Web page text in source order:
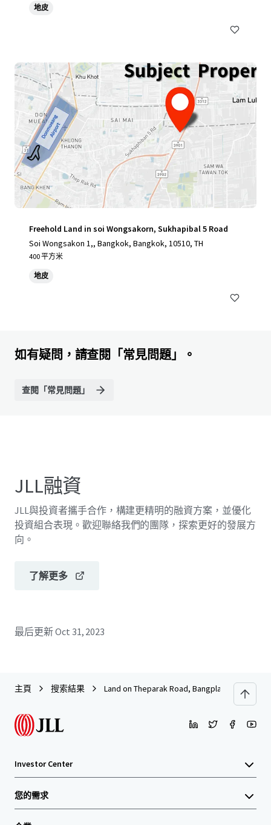
地皮
Freehold Land in soi Wongsakorn, Sukhapibal 5 Road
Soi Wongsakon 1,, Bangkok, Bangkok, 10510, TH
400 平方米
地皮
如有疑問，請查閱「常見問題」。
查閱「常見問題」
JLL融資
JLL與投資者攜手合作，構建更精明的融資方案，並優化
投資組合表現。歡迎聯絡我們的團隊，探索更好的發展方
向。
了解更多
最后更新Oct 31, 2023
主頁 搜索結果 Land on Theparak Road, Bangpla Soi 8
Investor Center
您的需求